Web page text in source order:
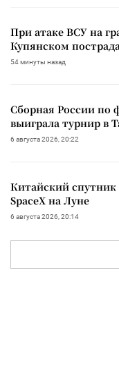
При атаке ВСУ на
Купянском
54 минуты назад
Сборная России по
выиграла турнир в
6 августа 2026, 20:22
Китайский
SpaceX на Луне
6 августа 2026, 20:14